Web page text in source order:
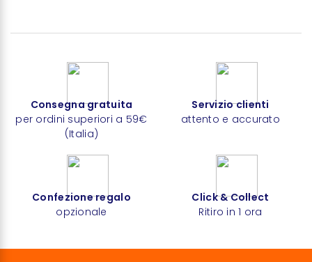
Consegna gratuita
per ordini superiori a 59€
(Italia)
Servizio clienti
attento e accurato
Confezione regalo
opzionale
Click & Collect
Ritiro in 1 ora